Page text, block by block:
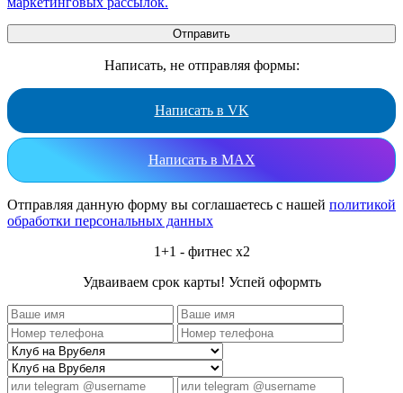
Написать, не отправляя формы:
Написать в VK
Написать в MAX
Отправляя данную форму вы соглашаетесь с нашей политикой
обработки персональных данных
1+1 - фитнес x2
Удваиваем срок карты! Успей оформть